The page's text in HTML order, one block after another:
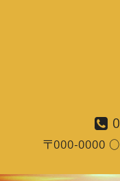
〒000-0000